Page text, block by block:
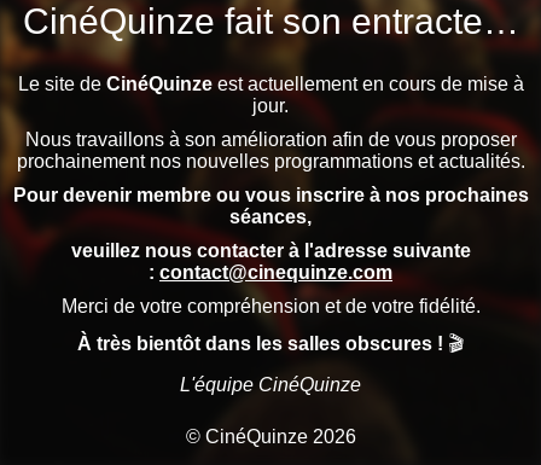
CinéQuinze fait son entracte…
Le site de CinéQuinzeest actuellement en cours de mise à
jour.
Nous travaillons à son amélioration afin de vous proposer
prochainement nos nouvelles programmations et actualités.
Pour devenir membre ou vous inscrire à nos prochaines
séances,
veuillez nous contacter à l'adresse suivante
: contact@cinequinze.com
Merci de votre compréhension et de votre fidélité.
À très bientôt dans les salles obscures ! 🎬
L'équipe CinéQuinze
© CinéQuinze 2026